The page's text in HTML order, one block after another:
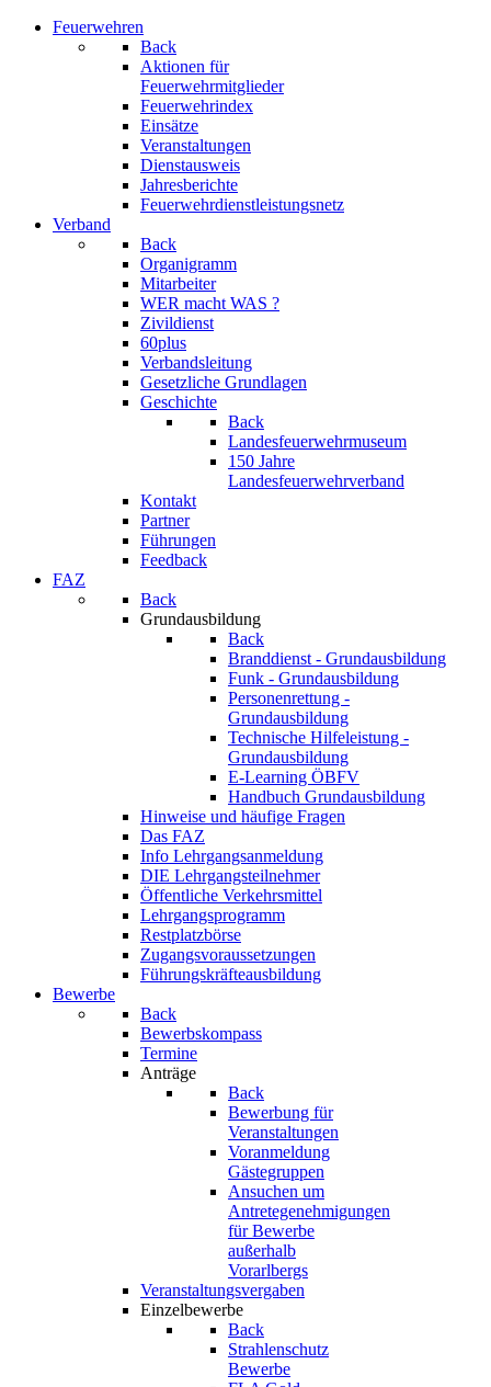
Feuerwehren
Back
Aktionen für
Feuerwehrmitglieder
Feuerwehrindex
Einsätze
Veranstaltungen
Dienstausweis
Jahresberichte
Feuerwehrdienstleistungsnetz
Verband
Back
Organigramm
Mitarbeiter
WER macht WAS ?
Zivildienst
60plus
Verbandsleitung
Gesetzliche Grundlagen
Geschichte
Back
Landesfeuerwehrmuseum
150 Jahre
Landesfeuerwehrverband
Kontakt
Partner
Führungen
Feedback
FAZ
Back
Grundausbildung
Back
Branddienst - Grundausbildung
Funk - Grundausbildung
Personenrettung -
Grundausbildung
Technische Hilfeleistung -
Grundausbildung
E-Learning ÖBFV
Handbuch Grundausbildung
Hinweise und häufige Fragen
Das FAZ
Info Lehrgangsanmeldung
DIE Lehrgangsteilnehmer
Öffentliche Verkehrsmittel
Lehrgangsprogramm
Restplatzbörse
Zugangsvoraussetzungen
Führungskräfteausbildung
Bewerbe
Back
Bewerbskompass
Termine
Anträge
Back
Bewerbung für
Veranstaltungen
Voranmeldung
Gästegruppen
Ansuchen um
Antretegenehmigungen
für Bewerbe
außerhalb
Vorarlbergs
Veranstaltungsvergaben
Einzelbewerbe
Back
Strahlenschutz
Bewerbe